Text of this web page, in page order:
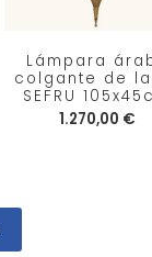
Lámpara
colgante de
SEFRU
1.270,00 €